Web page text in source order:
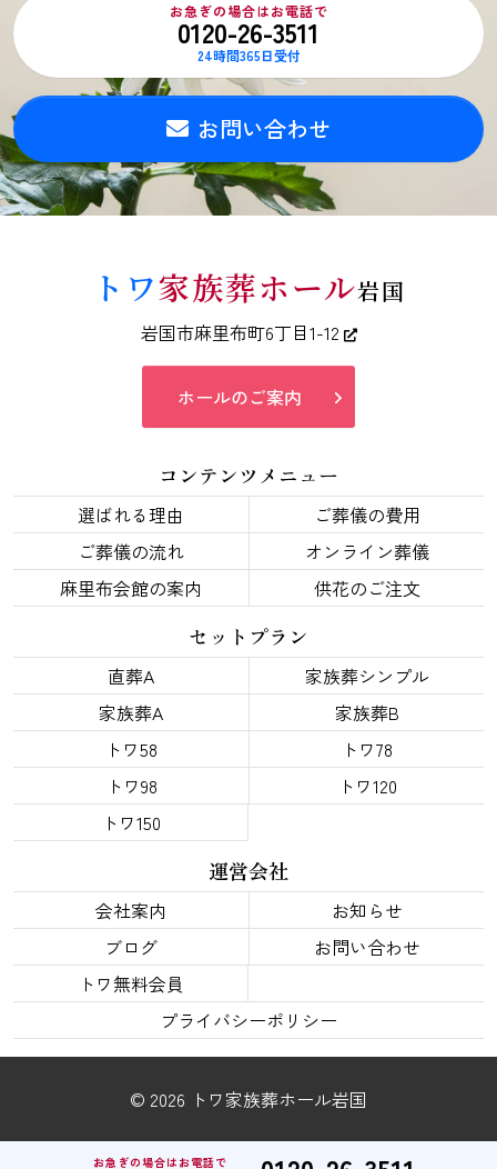
お急ぎの場合はお電話で
0120-26-3511
24時間365日受付
お問い合わせ
トワ家族葬ホール岩国
岩国市麻里布町6丁目1-12
ホールのご案内
コンテンツメニュー
選ばれる理由
ご葬儀の費用
ご葬儀の流れ
オンライン葬儀
麻里布会館の案内
供花のご注文
セットプラン
直葬A
家族葬シンプル
家族葬A
家族葬B
トワ58
トワ78
トワ98
トワ120
トワ150
運営会社
会社案内
お知らせ
ブログ
お問い合わせ
トワ無料会員
プライバシーポリシー
© 2026 トワ家族葬ホール岩国
お急ぎの場合はお電話で